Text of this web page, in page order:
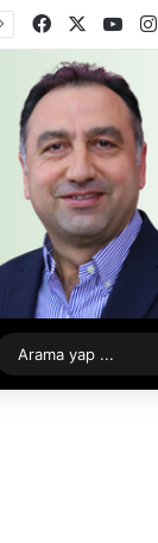
Facebook